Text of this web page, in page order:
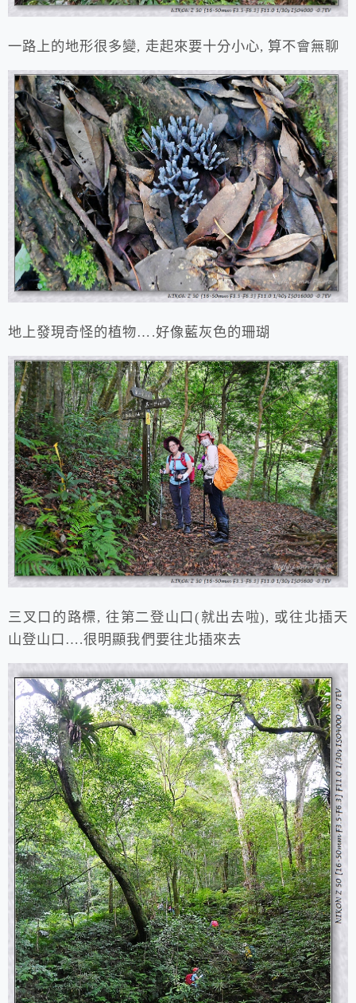
一路上的地形很多變, 走起來要十分小心, 算不會無聊
地上發現奇怪的植物….好像藍灰色的珊瑚
三叉口的路標, 往第二登山口(就出去啦), 或往北插天
山登山口….很明顯我們要往北插來去